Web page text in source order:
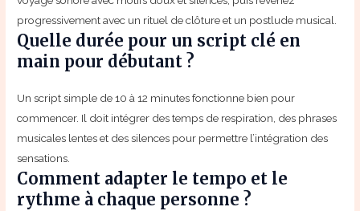
progressivement avec un rituel de clôture et un postlude musical.
Quelle durée pour un script clé en
main pour débutant ?
Un script simple de 10 à 12 minutes fonctionne bien pour
commencer. Il doit intégrer des temps de respiration, des phrases
musicales lentes et des silences pour permettre l’intégration des
sensations.
Comment adapter le tempo et le
rythme à chaque personne ?